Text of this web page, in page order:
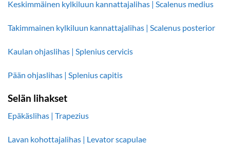
Keskimmäinen kylkiluun kannattajalihas | Scalenus medius
Takimmainen kylkiluun kannattajalihas | Scalenus posterior
Kaulan ohjaslihas | Splenius cervicis
Pään ohjaslihas | Splenius capitis
Selän lihakset
Epäkäslihas | Trapezius
Lavan kohottajalihas | Levator scapulae